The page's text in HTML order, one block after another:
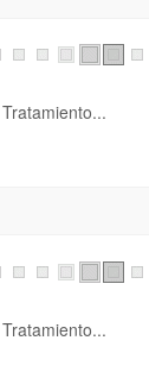
Tratamiento...
Tratamiento...